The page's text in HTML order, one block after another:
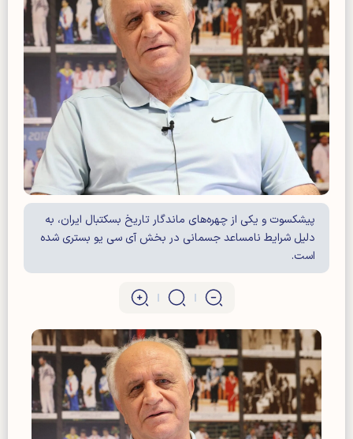
پیشکسوت و یکی از چهره‌های ماندگار تاریخ بسکتبال ایران، به
دلیل شرایط نامساعد جسمانی در بخش آی سی یو بستری شده
است.